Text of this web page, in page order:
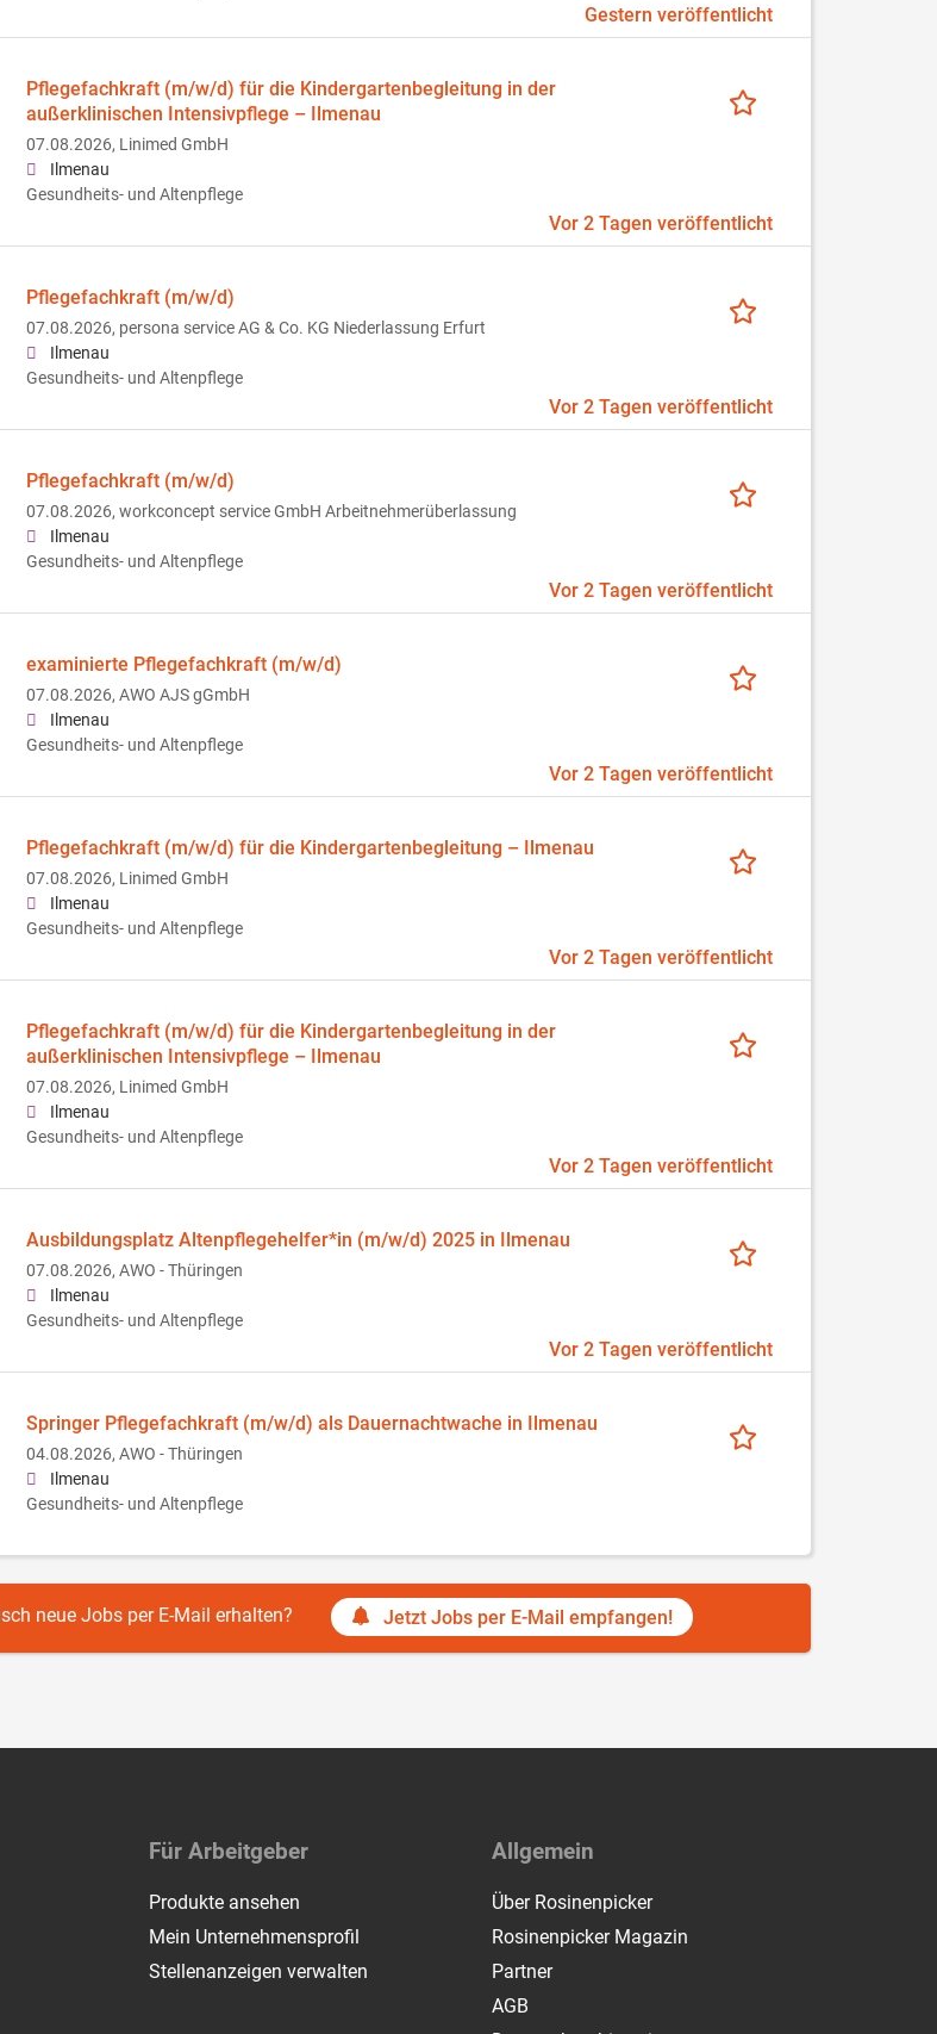
Gestern veröffentlicht
Pflegefachkraft (m/w/d) für die Kindergartenbegleitung in der
außerklinischen Intensivpflege – Ilmenau
07.08.2026, Linimed GmbH
Ilmenau
Gesundheits- und Altenpflege
Vor 2 Tagen veröffentlicht
Pflegefachkraft (m/w/d)
07.08.2026, persona service AG & Co. KG Niederlassung Erfurt
Ilmenau
Gesundheits- und Altenpflege
Vor 2 Tagen veröffentlicht
Pflegefachkraft (m/w/d)
07.08.2026, workconcept service GmbH Arbeitnehmerüberlassung
Ilmenau
Gesundheits- und Altenpflege
Vor 2 Tagen veröffentlicht
examinierte Pflegefachkraft (m/w/d)
07.08.2026, AWO AJS gGmbH
Ilmenau
Gesundheits- und Altenpflege
Vor 2 Tagen veröffentlicht
Pflegefachkraft (m/w/d) für die Kindergartenbegleitung – Ilmenau
07.08.2026, Linimed GmbH
Ilmenau
Gesundheits- und Altenpflege
Vor 2 Tagen veröffentlicht
Pflegefachkraft (m/w/d) für die Kindergartenbegleitung in der
außerklinischen Intensivpflege – Ilmenau
07.08.2026, Linimed GmbH
Ilmenau
Gesundheits- und Altenpflege
Vor 2 Tagen veröffentlicht
Ausbildungsplatz Altenpflegehelfer*in (m/w/d) 2025 in Ilmenau
07.08.2026, AWO - Thüringen
Ilmenau
Gesundheits- und Altenpflege
Vor 2 Tagen veröffentlicht
Springer Pflegefachkraft (m/w/d) als Dauernachtwache in Ilmenau
04.08.2026, AWO - Thüringen
Ilmenau
Gesundheits- und Altenpflege
neue Jobs per E-Mail erhalten? Jetzt Jobs per E-Mail empfangen!
Für Arbeitgeber
Produkte ansehen
Mein Unternehmensprofil
Stellenanzeigen verwalten
Allgemein
Über Rosinenpicker
Rosinenpicker Magazin
Partner
AGB